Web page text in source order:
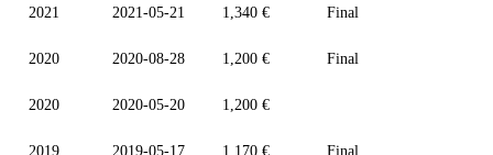
2021 2021-05-21 1,340 € Final
2020 2020-08-28 1,200 € Final
2020 2020-05-20 1,200 €
2019 2019-05-17 1,170 € Final